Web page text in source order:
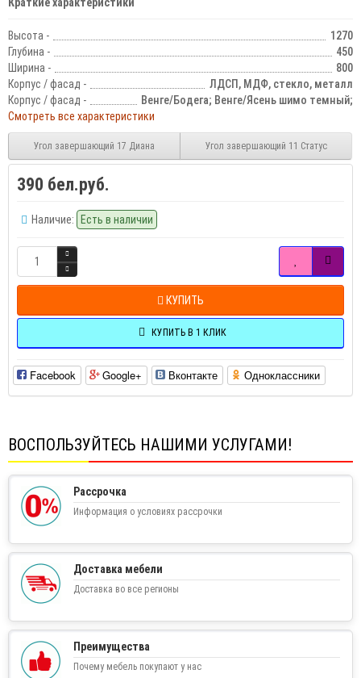
Краткие характеристики
Высота -
1270
Глубина -
450
Ширина -
800
Корпус / фасад -
ЛДСП, МДФ, стекло, металл
Корпус / фасад -
Венге/Бодега; Венге/Ясень шимо темный;
Смотреть все характеристики
Угол завершающий 17 Диана Угол завершающий 11 Статус
390 бел.руб.
Наличие: Есть в наличии
КУПИТЬ
КУПИТЬ В 1 КЛИК
Facebook Google+ Вконтакте Одноклассники
ВОСПОЛЬЗУЙТЕСЬ НАШИМИ УСЛУГАМИ!
Рассрочка
Информация о условиях рассрочки
Доставка мебели
Доставка во все регионы
Преимущества
Почему мебель покупают у нас